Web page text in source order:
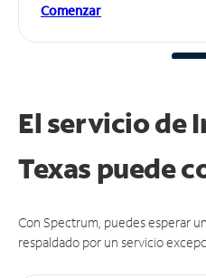
Comenzar
El servicio de
Texas puede
Con Spectrum, puedes esperar
respaldado por un servicio